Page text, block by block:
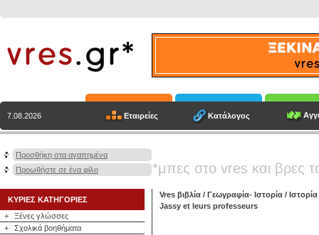
7.08.2026 Εταιρείες Κατάλογος
Προσθήκη στα αγαπημένα
Προωθήστε σε ένα φίλο
*μπες στο vres και βρες
ΚΥΡΙΕΣ ΚΑΤΗΓΟΡΙΕΣ
+
Ξένες γλώσσες
+
Σχολικά βοηθήματα
Vres βιβλία / Γεωγραφία- Ιστορία /
Jassy et leurs professeurs